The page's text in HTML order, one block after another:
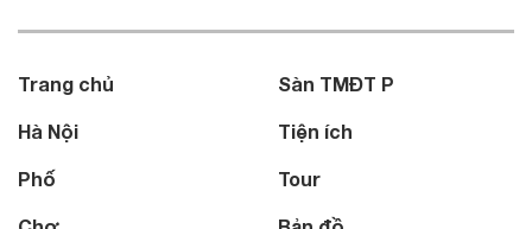
Trang chủ
Hà Nội
Phố
Sàn TMĐT P
Tiện ích
Tour